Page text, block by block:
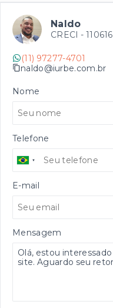
Naldo
CRECI - 110616
(11) 97277-4701
naldo@iurbe.com.br
Nome
Telefone
E-mail
Mensagem